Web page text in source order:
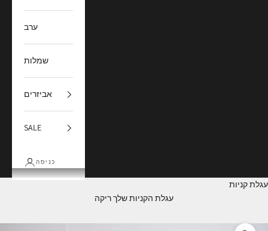
ערב
שמלות
אביזרים
SALE
כניסה
עגלת קניות
עגלת הקניות שלך ריקה